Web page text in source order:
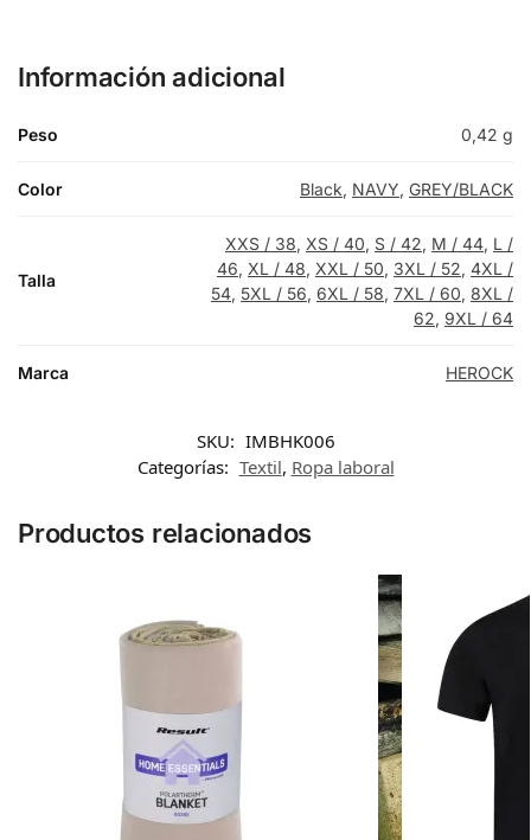
Información adicional
Peso 0,42 g
Color Black, NAVY, GREY/BLACK
Talla
XXS / 38, XS / 40, S / 42, M / 44, L /
46, XL / 48, XXL / 50, 3XL / 52, 4XL /
54, 5XL / 56, 6XL / 58, 7XL / 60, 8XL /
62, 9XL / 64
Marca HEROCK
SKU: IMBHK006
Categorías: Textil, Ropa laboral
Productos relacionados